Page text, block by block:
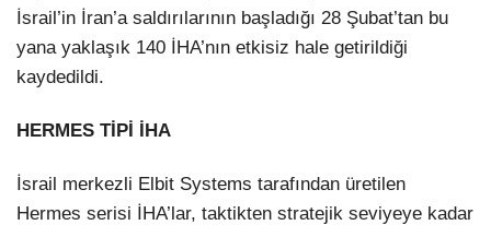
İsrail’in İran’a saldırılarının başladığı 28 Şubat’tan bu
yana yaklaşık 140 İHA’nın etkisiz hale getirildiği
kaydedildi.
HERMES TİPİ İHA
İsrail merkezli Elbit Systems tarafından üretilen
Hermes serisi İHA’lar, taktikten stratejik seviyeye kadar